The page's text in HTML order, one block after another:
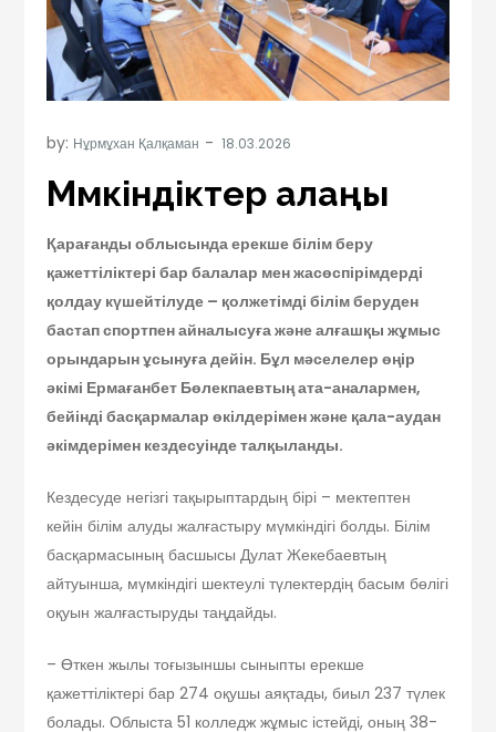
by: Нұрмұхан Қалқаман
Мүмкіндіктер алаңы
Қарағанды облысында ерекше білім беру
қажеттіліктері бар балалар мен жасөспірімдерді
қолдау күшейтілуде – қолжетімді білім беруден
бастап спортпен айналысуға және алғашқы жұмыс
орындарын ұсынуға дейін. Бұл мәселелер өңір
әкімі Ермағанбет Бөлекпаевтың ата-аналармен,
бейінді басқармалар өкілдерімен және қала-аудан
әкімдерімен кездесуінде талқыланды.
Кездесуде негізгі тақырыптардың бірі – мектептен
кейін білім алуды жалғастыру мүмкіндігі болды. Білім
басқармасының басшысы Дулат Жекебаевтың
айтуынша, мүмкіндігі шектеулі түлектердің басым бөлігі
оқуын жалғастыруды таңдайды.
– Өткен жылы тоғызыншы сыныпты ерекше
қажеттіліктері бар 274 оқушы аяқтады, биыл 237 түлек
болады. Облыста 51 колледж жұмыс істейді, оның 38-